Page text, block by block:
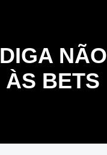
DIGA NÃO
ÀS BETS